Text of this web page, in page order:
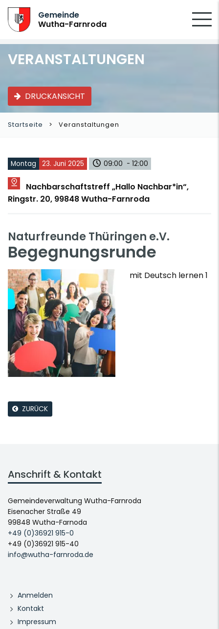
Gemeinde
Wutha-Farnroda
VERANSTALTUNGEN
DRUCKANSICHT
Startseite Veranstaltungen
Montag 23. Juni 2025 09:00 - 12:00
Nachbarschaftstreff „Hallo Nachbar*in“,
Ringstr. 20, 99848 Wutha-Farnroda
Naturfreunde Thüringen e.V.
Begegnungsrunde
mit Deutsch lernen 1
ZURÜCK
Anschrift & Kontakt
Gemeindeverwaltung Wutha-Farnroda
Eisenacher Straße 49
99848 Wutha-Farnoda
+49 (0)36921 915-0
+49 (0)36921 915-40
info@wutha-farnroda.de
Anmelden
Kontakt
Impressum